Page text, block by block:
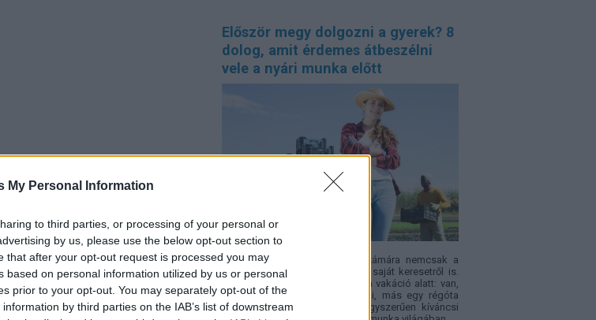
My Personal Information
to third parties, or processing of your personal or
by us, please use the below opt-out section to
that after your opt-out request is processed you may
based on personal information utilized by us or personal
prior to your opt-out. You may separately opt-out of the
by third parties on the IAB’s list of downstream
Először megy dolgozni a gyerek? 8
dolog, amit érdemes átbeszélni
vele a nyári munka előtt
A nyári szünet sok kamasz számára nemcsak a
pihenésről szól, hanem az első saját keresetről is.
Egyre többen vállalnak munkát a vakáció alatt: van,
aki zsebpénzt szeretne gyűjteni, más egy régóta
vágyott tárgyra spórol, vagy egyszerűen kíváncsi